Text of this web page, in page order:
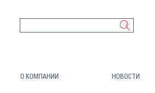
О КОМПАНИИ НОВОСТИ